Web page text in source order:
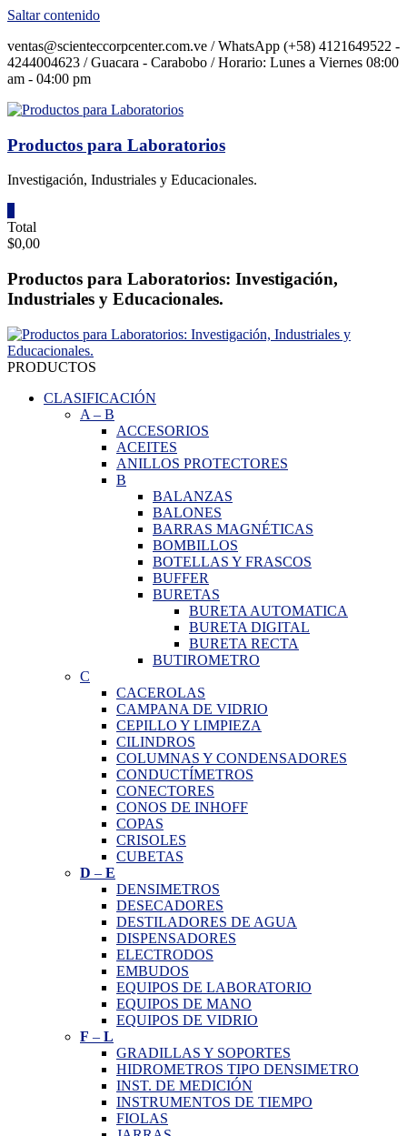
Saltar contenido
ventas@scienteccorpcenter.com.ve / WhatsApp (+58) 4121649522 -
4244004623 / Guacara - Carabobo / Horario: Lunes a Viernes 08:00
am - 04:00 pm
Productos para Laboratorios
Investigación, Industriales y Educacionales.
Total
$0,00
Productos para Laboratorios: Investigación,
Industriales y Educacionales.
PRODUCTOS
CLASIFICACIÓN
A – B
ACCESORIOS
ACEITES
ANILLOS PROTECTORES
B
BALANZAS
BALONES
BARRAS MAGNÉTICAS
BOMBILLOS
BOTELLAS Y FRASCOS
BUFFER
BURETAS
BURETA AUTOMATICA
BURETA DIGITAL
BURETA RECTA
BUTIROMETRO
C
CACEROLAS
CAMPANA DE VIDRIO
CEPILLO Y LIMPIEZA
CILINDROS
COLUMNAS Y CONDENSADORES
CONDUCTÍMETROS
CONECTORES
CONOS DE INHOFF
COPAS
CRISOLES
CUBETAS
D – E
DENSIMETROS
DESECADORES
DESTILADORES DE AGUA
DISPENSADORES
ELECTRODOS
EMBUDOS
EQUIPOS DE LABORATORIO
EQUIPOS DE MANO
EQUIPOS DE VIDRIO
F – L
GRADILLAS Y SOPORTES
HIDROMETROS TIPO DENSIMETRO
INST. DE MEDICIÓN
INSTRUMENTOS DE TIEMPO
FIOLAS